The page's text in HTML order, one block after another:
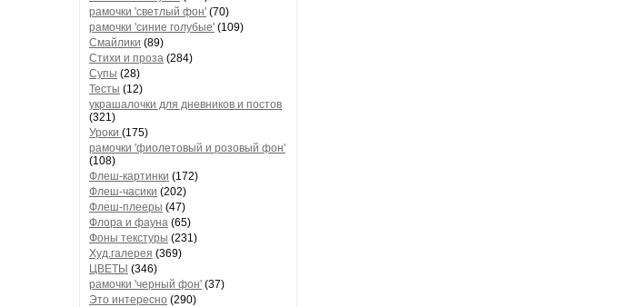
рамочки 'светлый фон' (70)
рамочки 'синие голубые' (109)
Смайлики (89)
Стихи и проза (284)
Супы (28)
Тесты (12)
украшалочки для дневников и постов
(321)
Уроки (175)
рамочки 'фиолетовый и розовый фон'
(108)
Флеш-картинки (172)
Флеш-часики (202)
Флеш-плееры (47)
Флора и фауна (65)
Фоны текстуры (231)
Худ.галерея (369)
ЦВЕТЫ (346)
рамочки 'черный фон' (37)
Это интересно (290)